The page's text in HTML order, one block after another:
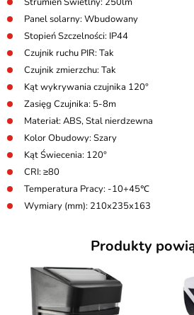
Panel solarny: Wbudowany
Stopień Szczelności: IP44
Czujnik ruchu PIR: Tak
Czujnik zmierzchu: Tak
Kąt wykrywania czujnika 120°
Zasięg Czujnika: 5-8m
Materiał: ABS, Stal nierdzewna
Kolor Obudowy: Szary
Kąt Świecenia: 120°
CRI: ≥80
Temperatura Pracy: -10+45℃
Wymiary (mm): 210x235x163
Produkty